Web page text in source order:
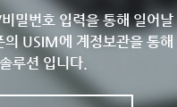
밀번호 입력을 통해 일어날
USIM에 계정보관을 통
루션 입니다.